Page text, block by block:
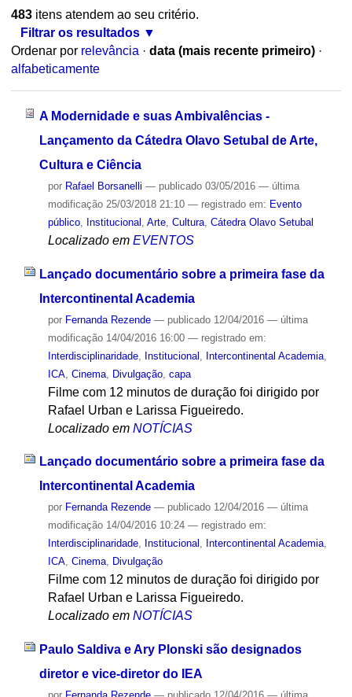
483itens atendem ao seu critério.
Filtrar os resultados
Ordenar por relevância · data (mais recente primeiro) ·
alfabeticamente
A Modernidade e suas Ambivalências -
Lançamento da Cátedra Olavo Setubal de Arte,
Cultura e Ciência
por Rafael Borsanelli — publicado03/05/2016 — última
modificação25/03/2018 21:10 — registrado em: Evento
público, Institucional Arte, Cultura, Cátedra Olavo Setubal
Localizado em EVENTOS
Lançado documentário sobre a primeira fase da
Intercontinental Academia
por Fernanda Rezende — publicado12/04/2016 — última
modificação14/04/2016 16:00 — registrado em:
Interdisciplinaridade, Institucional Intercontinental Academia,
ICA, Cinema, Divulgação, capa
Filme com 12 minutos de duração foi dirigido por
Rafael Urban e Larissa Figueiredo.
Localizado em NOTÍCIAS
Lançado documentário sobre a primeira fase da
Intercontinental Academia
por Fernanda Rezende — publicado12/04/2016 — última
modificação14/04/2016 10:24 — registrado em:
Interdisciplinaridade, Institucional , Intercontinental Academia,
ICA, Cinema, Divulgação
Filme com 12 minutos de duração foi dirigido por
Rafael Urban e Larissa Figueiredo.
Localizado em NOTÍCIAS
Paulo Saldiva e Ary Plonski são designados
diretor e vice-diretor do IEA